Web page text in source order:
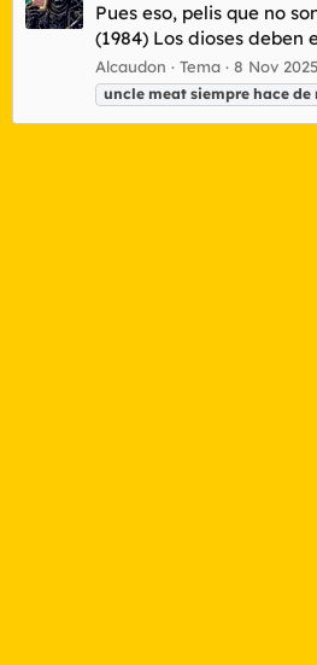
Pues eso, pelis que no
(1984) Los dioses deben
Alcaudon Tema 8 Nov 2025
uncle meat siempre hace de